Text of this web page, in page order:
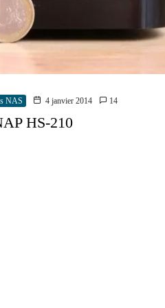
NAS 4 janvier 2014 14
HS-210